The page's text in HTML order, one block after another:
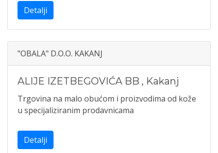
Detalji
"OBALA" D.O.O. KAKANJ
ALIJE IZETBEGOVIĆA BB , Kakanj
Trgovina na malo obućom i proizvodima od kože
u specijaliziranim prodavnicama
Detalji